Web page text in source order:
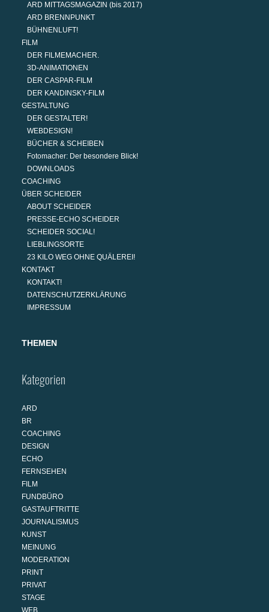
ARD MITTAGSMAGAZIN (bis 2017)
ARD BRENNPUNKT
BÜHNENLUFT!
FILM
DER FILMEMACHER.
3D-ANIMATIONEN
DER CASPAR-FILM
DER KANDINSKY-FILM
GESTALTUNG
DER GESTALTER!
WEBDESIGN!
BÜCHER & SCHEIBEN
Fotomacher: Der besondere Blick!
DOWNLOADS
COACHING
ÜBER SCHEIDER
ABOUT SCHEIDER
PRESSE-ECHO SCHEIDER
SCHEIDER SOCIAL!
LIEBLINGSORTE
23 KILO WEG OHNE QUÄLEREI!
KONTAKT
KONTAKT!
DATENSCHUTZERKLÄRUNG
IMPRESSUM
THEMEN
Kategorien
ARD
BR
COACHING
DESIGN
ECHO
FERNSEHEN
FILM
FUNDBÜRO
GASTAUFTRITTE
JOURNALISMUS
KUNST
MEINUNG
MODERATION
PRINT
PRIVAT
STAGE
WEB